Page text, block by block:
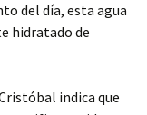
del día, esta agua
hidratado de
indica que